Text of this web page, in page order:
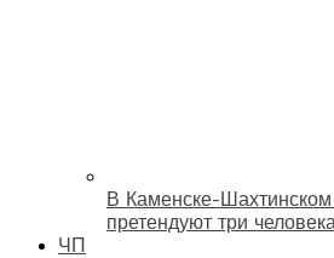
В Каменске-
претендуют три
ЧП